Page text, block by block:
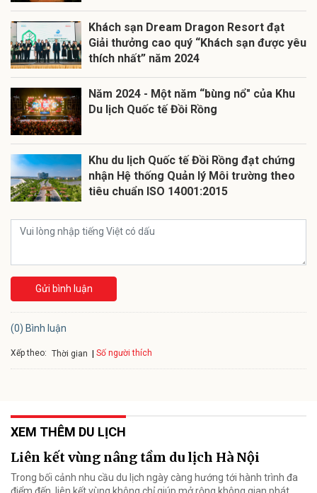
Khách sạn Dream Dragon Resort đạt
Giải thưởng cao quý “Khách sạn được yêu
thích nhất” năm 2024
Năm 2024 - Một năm “bùng nổ" của Khu
Du lịch Quốc tế Đồi Rồng
Khu du lịch Quốc tế Đồi Rồng đạt chứng
nhận Hệ thống Quản lý Môi trường theo
tiêu chuẩn ISO 14001:2015
Gửi bình luận
(0) Bình luận
Xếp theo: Thời gian Số người thích
XEM THÊM DU LỊCH
Liên kết vùng nâng tầm du lịch Hà Nội
Trong bối cảnh nhu cầu du lịch ngày càng hướng tới hành trình đa